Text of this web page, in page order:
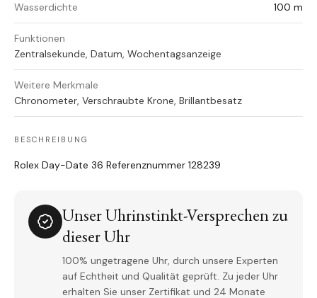
Wasserdichte 100 m
Funktionen
Zentralsekunde, Datum, Wochentagsanzeige
Weitere Merkmale
Chronometer, Verschraubte Krone, Brillantbesatz
BESCHREIBUNG
Rolex Day-Date 36 Referenznummer 128239
Unser Uhrinstinkt-Versprechen zu
dieser Uhr
100% ungetragene Uhr, durch unsere Experten
auf Echtheit und Qualität geprüft. Zu jeder Uhr
erhalten Sie unser Zertifikat und 24 Monate